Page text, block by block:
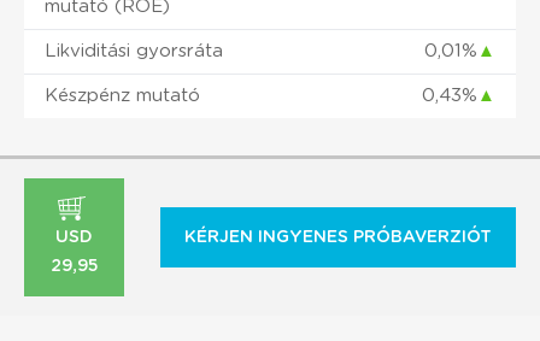
mutató (ROE)
Likviditási gyorsráta 0,01% ▲
Készpénz mutató 0,43% ▲
USD
29,95
KÉRJEN INGYENES PRÓBAVERZIÓT